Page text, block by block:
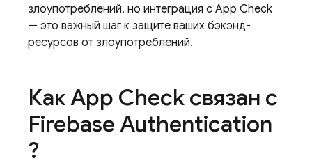
злоупотреблений, но интеграция с App Check
— это важный шаг к защите ваших бэкэнд-
ресурсов от злоупотреблений.
КакApp Check связан с
Firebase Authentication
?